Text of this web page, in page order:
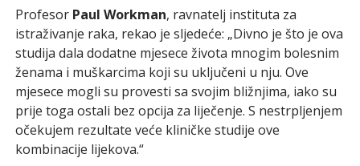
Profesor Paul Workman, ravnatelj instituta za
istraživanje raka, rekao je sljedeće: „Divno je što je ova
studija dala dodatne mjesece života mnogim bolesnim
ženama i muškarcima koji su uključeni u nju. Ove
mjesece mogli su provesti sa svojim bližnjima, iako su
prije toga ostali bez opcija za liječenje. S nestrpljenjem
očekujem rezultate veće kliničke studije ove
kombinacije lijekova.“